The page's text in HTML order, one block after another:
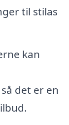
til stilas
kan
det er en